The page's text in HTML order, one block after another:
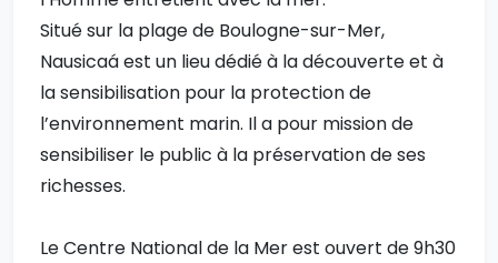
Situé sur la plage de Boulogne-sur-Mer,
Nausicaá est un lieu dédié à la découverte et à
la sensibilisation pour la protection de
l’environnement marin. Il a pour mission de
sensibiliser le public à la préservation de ses
richesses.
Le Centre National de la Mer est ouvert de 9h30